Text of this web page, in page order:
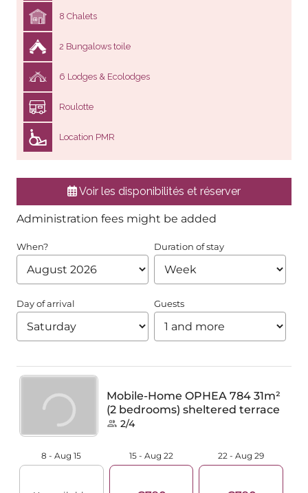
8 Chalets
2 Bungalows toile
6 Lodges & Ecolodges
Roulotte
Location PMR
Voir les disponibilités et réserver